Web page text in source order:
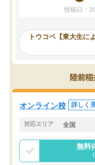
か、オプションは付帯す
事が出来ました。
ーティングを行い、その
見てから講師を決定する
す。
うちの子は、初回面談
オンラインツールを使用
共有があり宿題もそちら
でした。
言う事で講師変更の申し
まりに短期での変更だ
う事にして退会しました
投稿日：
トウコベ【東大生に
陸前
オンライン校 詳しく
対応エリア 全国
無料